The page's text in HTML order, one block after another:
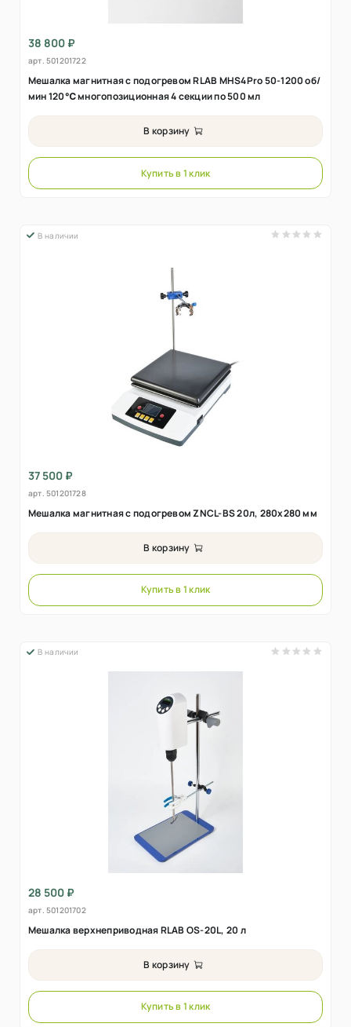
38 800 ₽
арт. 501201722
Мешалка магнитная с подогревом RLAB MHS4Pro 50-1200 об/
мин 120℃ многопозиционная 4 секции по 500 мл
В корзину
Купить в 1 клик
В наличии
37 500 ₽
арт. 501201728
Мешалка магнитная с подогревом ZNCL-BS 20л, 280х280 мм
В корзину
Купить в 1 клик
В наличии
28 500 ₽
арт. 501201702
Мешалка верхнеприводная RLAB OS-20L, 20 л
В корзину
Купить в 1 клик